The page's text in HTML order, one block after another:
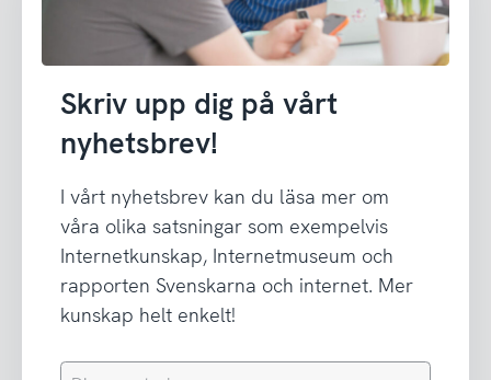
Skriv upp dig på vårt
nyhetsbrev!
I vårt nyhetsbrev kan du läsa mer om
våra olika satsningar som exempelvis
Internetkunskap, Internetmuseum och
rapporten Svenskarna och internet. Mer
kunskap helt enkelt!
Din